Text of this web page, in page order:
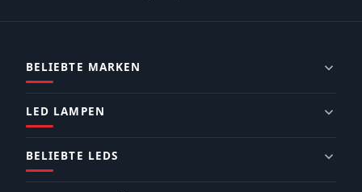
BELIEBTE MARKEN
LED LAMPEN
BELIEBTE LEDS